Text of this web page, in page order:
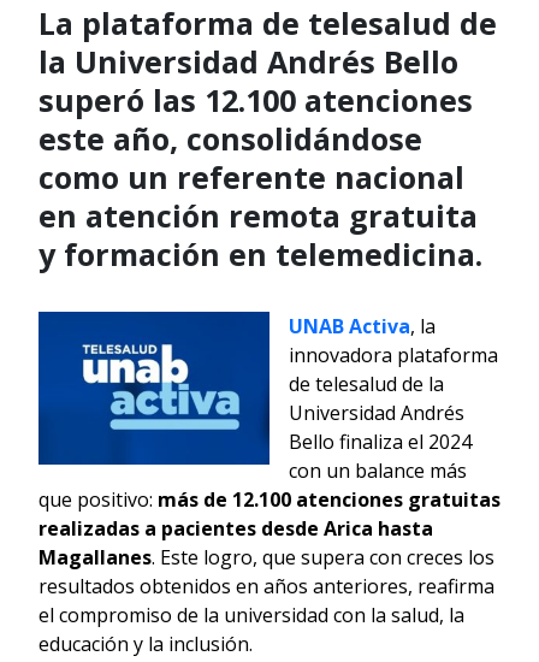
La plataforma de telesalud de
la Universidad Andrés Bello
superó las 12.100 atenciones
este año, consolidándose
como un referente nacional
en atención remota gratuita
y formación en telemedicina.
UNAB Activa, la
innovadora plataforma
de telesalud de la
Universidad Andrés
Bello finaliza el 2024
con un balance más
que positivo: más de 12.100 atenciones gratuitas
realizadas a pacientes desde Arica hasta
Magallanes. Este logro, que supera con creces los
resultados obtenidos en años anteriores, reafirma
el compromiso de la universidad con la salud, la
educación y la inclusión.